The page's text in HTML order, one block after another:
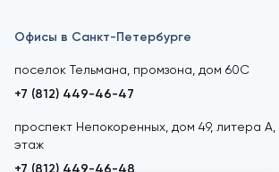
Офисы в Санкт-Петербурге
поселок Тельмана, промзона, дом 60С
+7 (812) 449-46-47
проспект Непокоренных, дом 49, литера
этаж